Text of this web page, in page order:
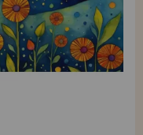
realizar tus compras